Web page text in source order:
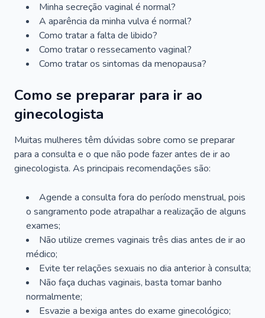
Minha secreção vaginal é normal?
A aparência da minha vulva é normal?
Como tratar a falta de libido?
Como tratar o ressecamento vaginal?
Como tratar os sintomas da menopausa?
Como se preparar para ir ao
ginecologista
Muitas mulheres têm dúvidas sobre como se preparar
para a consulta e o que não pode fazer antes de ir ao
ginecologista. As principais recomendações são:
Agende a consulta fora do período menstrual, pois
o sangramento pode atrapalhar a realização de alguns
exames;
Não utilize cremes vaginais três dias antes de ir ao
médico;
Evite ter relações sexuais no dia anterior à consulta;
Não faça duchas vaginais, basta tomar banho
normalmente;
Esvazie a bexiga antes do exame ginecológico;